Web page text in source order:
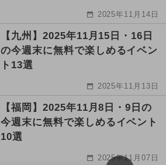
2025年11月14日
【九州】2025年11月15日・16日
の今週末に無料で楽しめるイベン
ト13選
2025年11月13日
【福岡】2025年11月8日・9日の
今週末に無料で楽しめるイベント
10選
2025年11月07日